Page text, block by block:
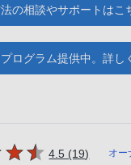
の相談やサポートはこ
ログラム提供中。詳
5つの星のうち
4.5 (19件のレ
) オー